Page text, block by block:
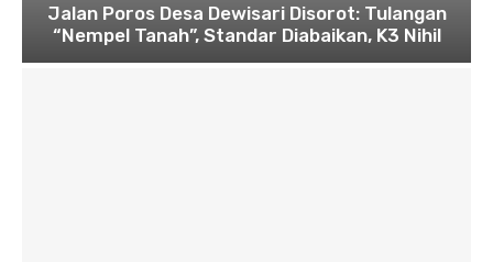
Jalan Poros Desa Dewisari Disorot: Tulangan
“Nempel Tanah”, Standar Diabaikan, K3 Nihil